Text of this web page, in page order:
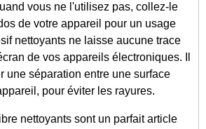
vous ne l'utilisez pas, collez-le
de votre appareil pour un usage
nettoyants ne laisse aucune trace
de vos appareils électroniques. Il
une séparation entre une surface
pour éviter les rayures.
nettoyants sont un parfait article